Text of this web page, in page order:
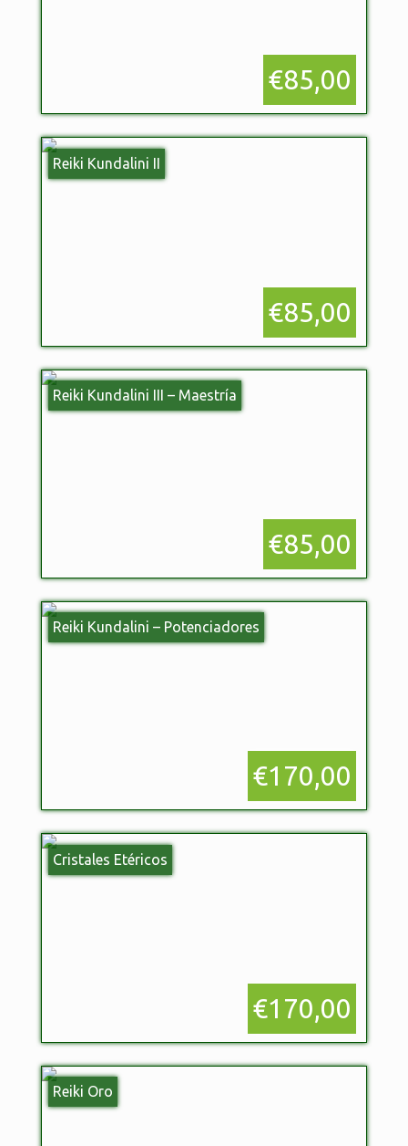
€85,00
Reiki Kundalini II
€85,00
Reiki Kundalini III – Maestría
€85,00
Reiki Kundalini – Potenciadores
€170,00
Cristales Etéricos
€170,00
Reiki Oro